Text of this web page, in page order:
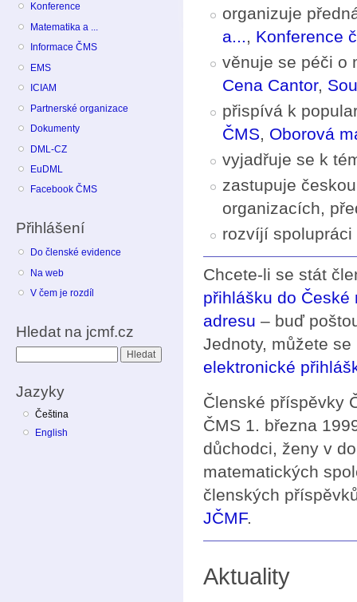
Konference
Matematika a ...
Informace ČMS
EMS
ICIAM
Partnerské organizace
Dokumenty
DML-CZ
EuDML
Facebook ČMS
Přihlášení
Do členské evidence
Na web
V čem je rozdíl
Hledat na jcmf.cz
Jazyky
Čeština
English
organizuje
a..., Konference
věnuje se péči o
Cena Cantor,
přispívá k
ČMS, Oborová
vyjadřuje se k
zastupuje
organizacích,
rozvíjí
Chcete-li se stát
přihlášku do
adresu – buď
Jednoty, můžete
elektronické
Členské příspěvky
ČMS 1. března
důchodci, ženy v
matematických
členských
JČMF.
Aktuality